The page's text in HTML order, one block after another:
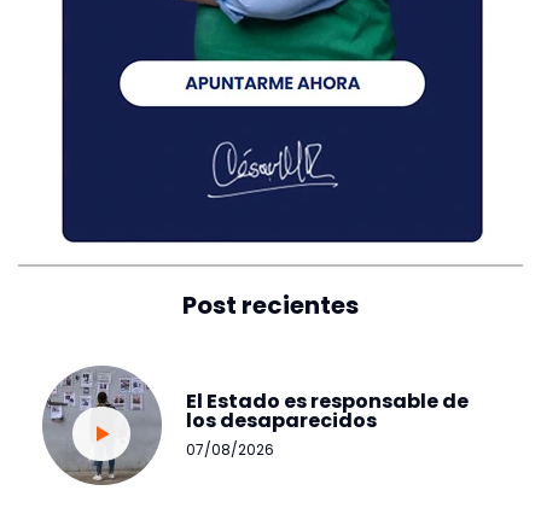
Post recientes
El Estado es responsable de
los desaparecidos
07/08/2026